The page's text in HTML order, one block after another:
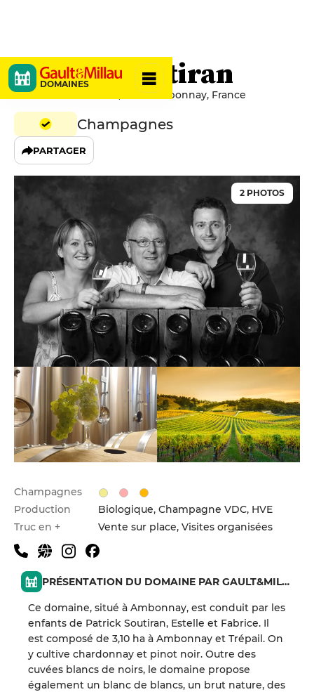
DOMAINES
Patrick Soutiran
2 Rue des Tonneliers, 51150 Ambonnay, France
Champagnes
PARTAGER
2 PHOTOS
Champagnes
Production
Biologique, Champagne VDC, HVE
Truc en +
Vente sur place, Visites organisées
PRÉSENTATION DU DOMAINE PAR GAULT&MILLAU
Ce domaine, situé à Ambonnay, est conduit par les
enfants de Patrick Soutiran, Estelle et Fabrice. Il
est composé de 3,10 ha à Ambonnay et Trépail. On
y cultive chardonnay et pinot noir. Outre des
cuvées blancs de noirs, le domaine propose
également un blanc de blancs, un brut nature, des